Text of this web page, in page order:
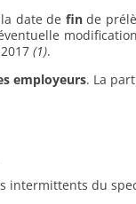
date de finde
(1).
employeurs. La
intermittents du